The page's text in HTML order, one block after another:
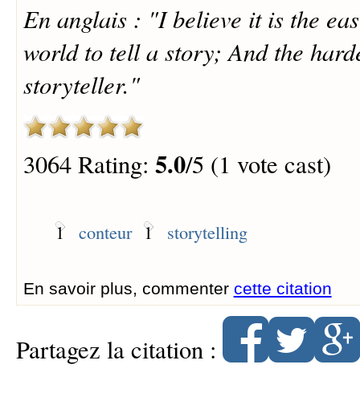
En anglais : "I believe it is the
world to tell a story; And the
storyteller."
3064 Rating: 5.0/5 (1 vote cast)
1 conteur 1 storytelling
En savoir plus, commenter cette citation
Partagez la citation :